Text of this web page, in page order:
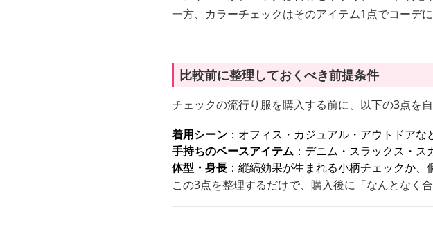
一方、カラーチェックはそのアイテム1点でコーデに
比較前に整理しておくべき前提条件
チェックの流行り服を購入する前に、以下の3点を
着用シーン ：オフィス・カジュアル・アウトドア
手持ちのベースアイテム ：デニム・スラックス・
体型・身長 ：縦縞効果が生まれる小柄チェックか
この3点を整理するだけで、購入後に「なんとなく